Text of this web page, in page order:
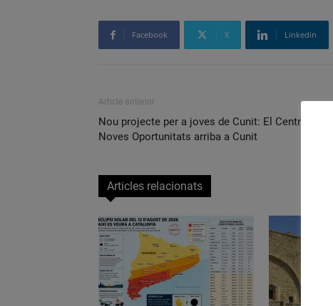
Facebook X Linkedin
Article anterior
Nou projecte per a joves de Cunit: El Centre de
Noves Oportunitats arriba a Cunit
Articles relacionats